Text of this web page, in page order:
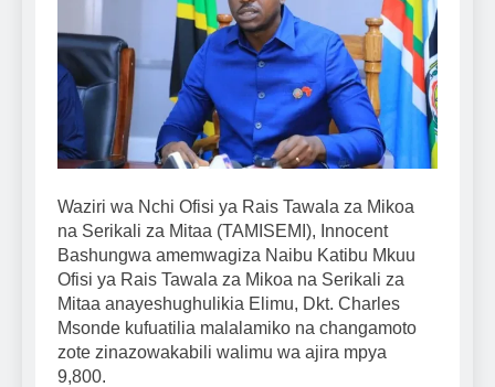
Waziri wa Nchi Ofisi ya Rais Tawala za Mikoa
na Serikali za Mitaa (TAMISEMI), Innocent
Bashungwa amemwagiza Naibu Katibu Mkuu
Ofisi ya Rais Tawala za Mikoa na Serikali za
Mitaa anayeshughulikia Elimu, Dkt. Charles
Msonde kufuatilia malalamiko na changamoto
zote zinazowakabili walimu wa ajira mpya
9,800.